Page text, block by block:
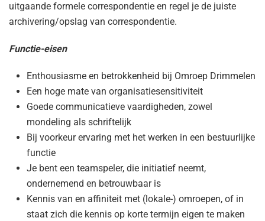
uitgaande formele correspondentie en regel je de juiste
archivering/opslag van correspondentie.
Functie-eisen
Enthousiasme en betrokkenheid bij Omroep Drimmelen
Een hoge mate van organisatiesensitiviteit
Goede communicatieve vaardigheden, zowel
mondeling als schriftelijk
Bij voorkeur ervaring met het werken in een bestuurlijke
functie
Je bent een teamspeler, die initiatief neemt,
ondernemend en betrouwbaar is
Kennis van en affiniteit met (lokale-) omroepen, of in
staat zich die kennis op korte termijn eigen te maken